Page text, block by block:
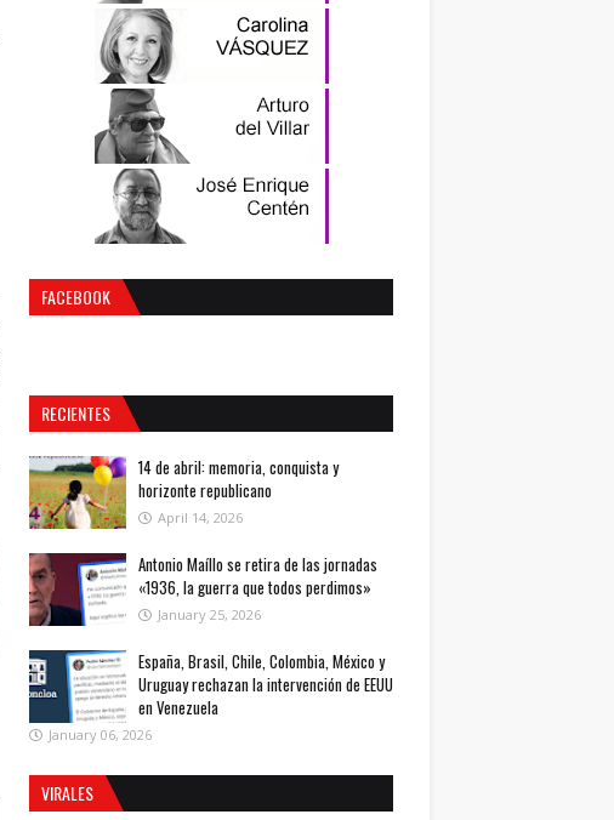
FACEBOOK
RECIENTES
14 de abril: memoria, conquista y
horizonte republicano
April 14, 2026
Antonio Maíllo se retira de las jornadas
«1936, la guerra que todos perdimos»
January 25, 2026
España, Brasil, Chile, Colombia, México y
Uruguay rechazan la intervención de EEUU
en Venezuela
January 06, 2026
VIRALES